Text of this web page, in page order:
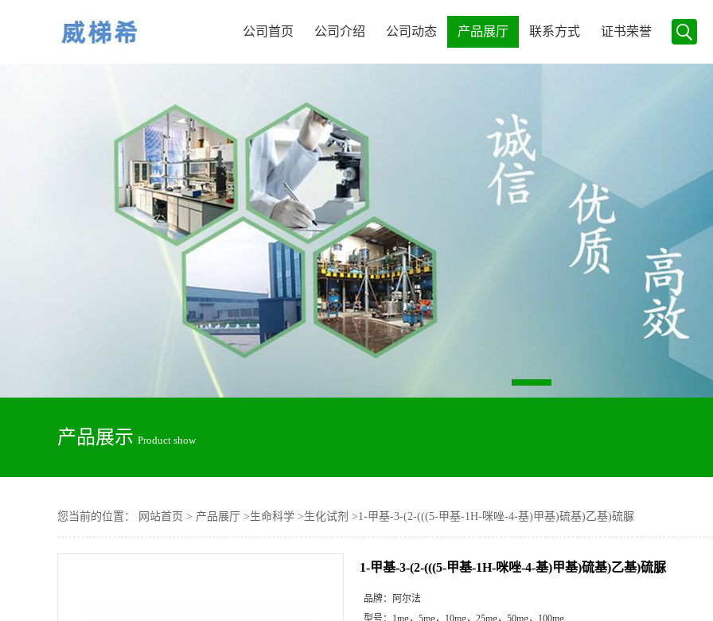
公司首页 公司介绍 公司动态 产品展厅 联系方式 证书荣誉
产品展示 Product show
您当前的位置： 网站首页 > 产品展厅 >生命科学 >生化试剂 >1-甲基-3-(2-(((5-甲基-1H-咪唑-4-基)甲基)硫基)乙基)硫脲
1-甲基-3-(2-(((5-甲基-1H-咪唑-4-基)甲基)硫基)乙基)硫脲
品牌：
阿尔法